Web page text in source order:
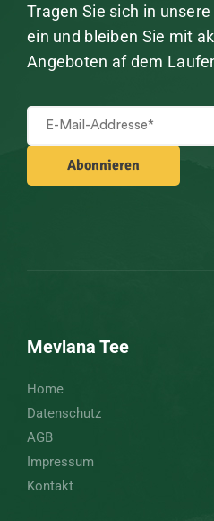
Tragen Sie sich in
ein und bleiben Sie mit
Angeboten af dem
Mevlana Tee
Home
Datenschutz
AGB
Impressum
Kontakt